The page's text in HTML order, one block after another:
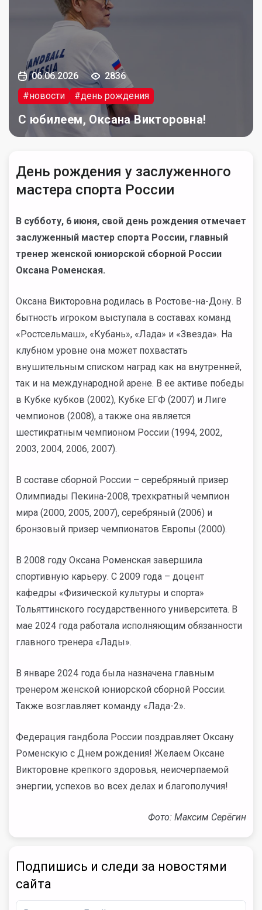
06.06.2026
2836
#новости
#день рождения
С юбилеем, Оксана Викторовна!
День рождения у заслуженного
мастера спорта России
В субботу, 6 июня, свой день рождения отмечает
заслуженный мастер спорта России, главный
тренер женской юниорской сборной России
Оксана Роменская.
Оксана Викторовна родилась в Ростове-на-Дону. В
бытность игроком выступала в составах команд
«Ростсельмаш», «Кубань», «Лада» и «Звезда». На
клубном уровне она может похвастать
внушительным списком наград как на внутренней,
так и на международной арене. В ее активе победы
в Кубке кубков (2002), Кубке ЕГФ (2007) и Лиге
чемпионов (2008), а также она является
шестикратным чемпионом России (1994, 2002,
2003, 2004, 2006, 2007).
В составе сборной России – серебряный призер
Олимпиады Пекина-2008, трехкратный чемпион
мира (2000, 2005, 2007), серебряный (2006) и
бронзовый призер чемпионатов Европы (2000).
В 2008 году Оксана Роменская завершила
спортивную карьеру. С 2009 года – доцент
кафедры «Физической культуры и спорта»
Тольяттинского государственного университета. В
мае 2024 года работала исполняющим обязанности
главного тренера «Лады».
В январе 2024 года была назначена главным
тренером женской юниорской сборной России.
Также возглавляет команду «Лада-2».
Федерация гандбола России поздравляет Оксану
Роменскую с Днем рождения! Желаем Оксане
Викторовне крепкого здоровья, неисчерпаемой
энергии, успехов во всех делах и благополучия!
Фото: Максим Серёгин
Подпишись и следи за новостями
сайта